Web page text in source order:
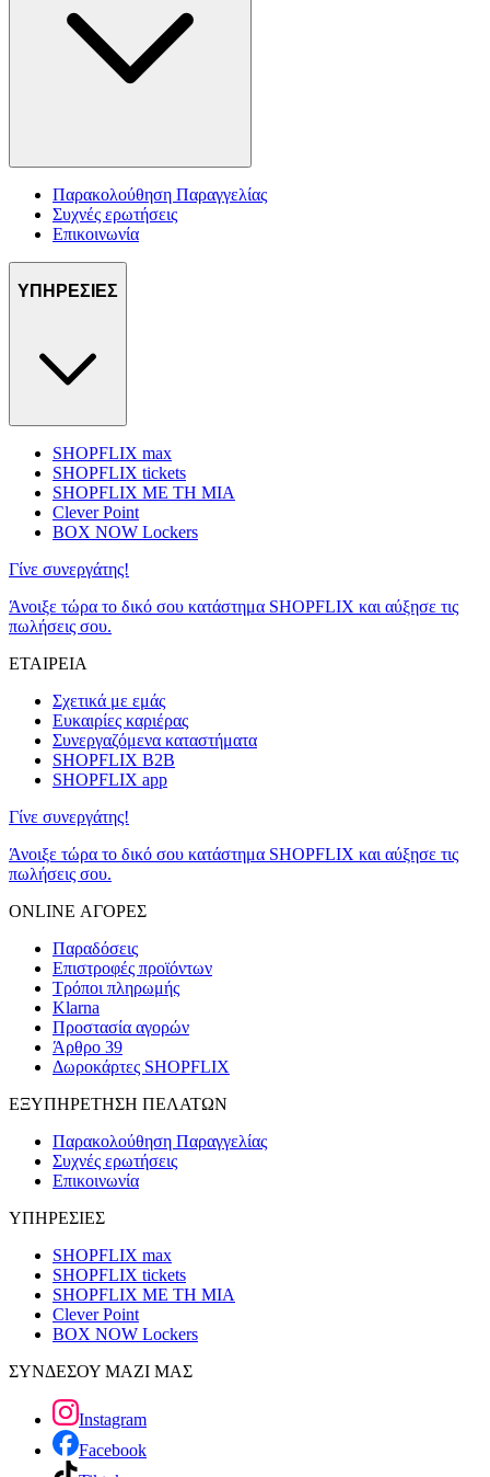
Παρακολούθηση Παραγγελίας
Συχνές ερωτήσεις
Επικοινωνία
ΥΠΗΡΕΣΙΕΣ
SHOPFLIX max
SHOPFLIX tickets
SHOPFLIX ΜΕ ΤΗ ΜΙΑ
Clever Point
BOX NOW Lockers
Γίνε συνεργάτης!
Άνοιξε τώρα το δικό σου κατάστημα SHOPFLIX και αύξησε τις
πωλήσεις σου.
ΕΤΑΙΡΕΙΑ
Σχετικά με εμάς
Ευκαιρίες καριέρας
Συνεργαζόμενα καταστήματα
SHOPFLIX B2B
SHOPFLIX app
Γίνε συνεργάτης!
Άνοιξε τώρα το δικό σου κατάστημα SHOPFLIX και αύξησε τις
πωλήσεις σου.
ONLINE ΑΓΟΡΕΣ
Παραδόσεις
Επιστροφές προϊόντων
Τρόποι πληρωμής
Klarna
Προστασία αγορών
Άρθρο 39
Δωροκάρτες SHOPFLIX
ΕΞΥΠΗΡΕΤΗΣΗ ΠΕΛΑΤΩΝ
Παρακολούθηση Παραγγελίας
Συχνές ερωτήσεις
Επικοινωνία
ΥΠΗΡΕΣΙΕΣ
SHOPFLIX max
SHOPFLIX tickets
SHOPFLIX ΜΕ ΤΗ ΜΙΑ
Clever Point
BOX NOW Lockers
ΣΥΝΔΕΣΟΥ ΜΑΖΙ ΜΑΣ
Instagram
Facebook